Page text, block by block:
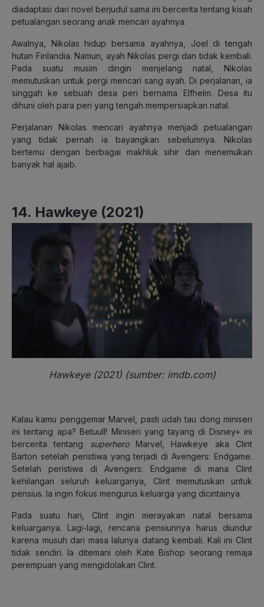
diadaptasi dari novel berjudul sama ini bercerita tentang kisah
petualangan seorang anak mencari ayahnya.
Awalnya, Nikolas hidup bersama ayahnya, Joel di tengah
hutan Finlandia. Namun, ayah Nikolas pergi dan tidak kembali.
Pada suatu musim dingin menjelang natal, Nikolas
memutuskan untuk pergi mencari sang ayah. Di perjalanan, ia
singgah ke sebuah desa peri bernama Elfhelm. Desa itu
dihuni oleh para peri yang tengah mempersiapkan natal.
Perjalanan Nikolas mencari ayahnya menjadi petualangan
yang tidak pernah ia bayangkan sebelumnya. Nikolas
bertemu dengan berbagai makhluk sihir dan menemukan
banyak hal ajaib.
14. Hawkeye (2021)
Hawkeye (2021) (sumber: imdb.com)
Kalau kamu penggemar Marvel, pasti udah tau dong miniseri
ini tentang apa? Betuull! Miniseri yang tayang di Disney+ ini
bercerita tentang superhero Marvel, Hawkeye aka Clint
Barton setelah peristiwa yang terjadi di Avengers: Endgame.
Setelah peristiwa di Avengers: Endgame di mana Clint
kehilangan seluruh keluarganya, Clint memutuskan untuk
pensius. Ia ingin fokus mengurus keluarga yang dicintainya.
Pada suatu hari, Clint ingin merayakan natal bersama
keluarganya. Lagi-lagi, rencana pensiunnya harus diundur
karena musuh dari masa lalunya datang kembali. Kali ini Clint
tidak sendiri. Ia ditemani oleh Kate Bishop seorang remaja
perempuan yang mengidolakan Clint.